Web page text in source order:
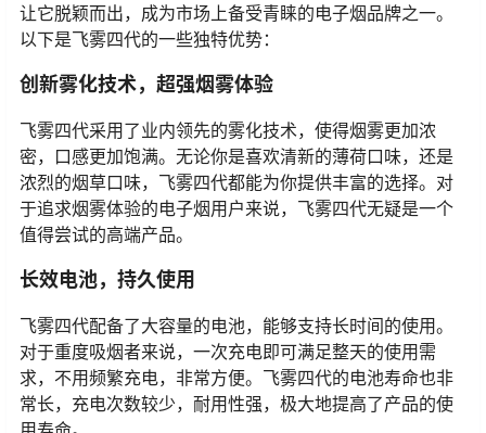
让它脱颖而出，成为市场上备受青睐的电子烟品牌之一。
以下是飞雾四代的一些独特优势：
创新雾化技术，超强烟雾体验
飞雾四代采用了业内领先的雾化技术，使得烟雾更加浓
密，口感更加饱满。无论你是喜欢清新的薄荷口味，还是
浓烈的烟草口味，飞雾四代都能为你提供丰富的选择。对
于追求烟雾体验的电子烟用户来说，飞雾四代无疑是一个
值得尝试的高端产品。
长效电池，持久使用
飞雾四代配备了大容量的电池，能够支持长时间的使用。
对于重度吸烟者来说，一次充电即可满足整天的使用需
求，不用频繁充电，非常方便。飞雾四代的电池寿命也非
常长，充电次数较少，耐用性强，极大地提高了产品的使